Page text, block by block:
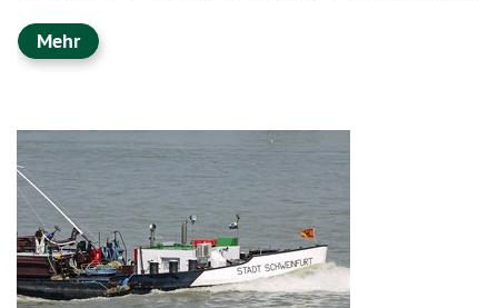
Mehr